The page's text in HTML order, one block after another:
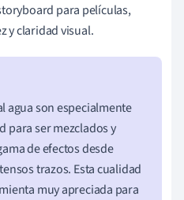
para películas,
y claridad visual.
agua son especialmente
para ser mezclados y
de efectos desde
trazos. Esta cualidad
muy apreciada para